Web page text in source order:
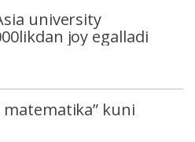
university
joy egalladi
kuni